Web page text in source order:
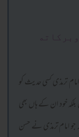
ترمذی کسی حدیث کو
خود ان کے ہاں بھی
جو امام ترمذی نے حسن